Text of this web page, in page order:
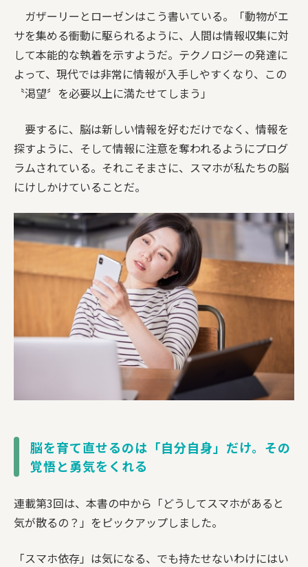
ガザーリーとローゼンはこう書いている。「動物がエ
サを集める衝動に駆られるように、人間は情報収集に対
して本能的な執着を示すようだ。テクノロジーの発達に
よって、現代では非常に情報が入手しやすくなり、この
〝渇望〞を必要以上に満たせてしまう」
要するに、脳は新しい情報を好むだけでなく、情報を
探すように、そして情報に注意を奪われるようにプログ
ラムされている。それこそまさに、スマホが私たちの脳
にけしかけていることだ。
脳を育て直せるのは「自分自身」だけ。その
覚悟と勇気をくれる
連載第3回は、本書の中から「どうしてスマホがあると
気が散るの？」をピックアップしました。
「スマホ依存」は気になる、でも持たせないわけにはい